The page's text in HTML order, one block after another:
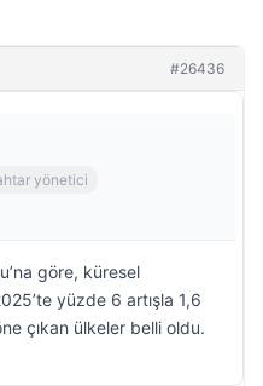
#26436
yönetici
göre, küresel
yüzde 6 artışla 1,6
çıkan ülkeler belli oldu.